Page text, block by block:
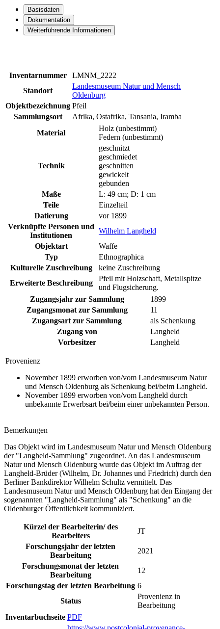
Basisdaten
Dokumentation
Weiterführende Informationen
Inventarnummer
LMNM_2222
Standort
Landesmuseum Natur und Mensch
Oldenburg
Objektbezeichnung Pfeil
Sammlungsort
Afrika, Ostafrika, Tansania, Iramba
Material
Holz (unbestimmt)
Federn (unbestimmt)
Technik
geschnitzt
geschmiedet
geschnitten
gewickelt
gebunden
Maße
L: 49 cm; D: 1 cm
Teile
Einzelteil
Datierung
vor 1899
Verknüpfte Personen und
Institutionen
Wilhelm Langheld
Objektart
Waffe
Typ
Ethnographica
Kulturelle Zuschreibung
keine Zuschreibung
Erweiterte Beschreibung
Pfeil mit Holzschaft, Metallspitze
und Flugsicherung.
Zugangsjahr zur Sammlung
1899
Zugangsmonat zur Sammlung
11
Zugangsart zur Sammlung
als Schenkung
Zugang von
Langheld
Vorbesitzer
Langheld
Provenienz
November 1899 erworben von/vom Landesmuseum Natur
und Mensch Oldenburg als Schenkung bei/beim Langheld.
November 1899 erworben von/vom Langheld durch
unbekannte Erwerbsart bei/beim einer unbekannten Person.
Bemerkungen
Das Objekt wird im Landesmuseum Natur und Mensch Oldenburg
der "Langheld-Sammlung" zugeordnet. An das Landesmuseum
Natur und Mensch Oldenburg wurde das Objekt im Auftrag der
Langheld-Brüder (Wilhelm, Dr. Johannes und Friedrich) durch den
Berliner Bankdirektor Wilhelm Schultz vermittelt. Das
Landesmuseum Natur und Mensch Oldenburg hat den Eingang der
sogenannten "Langheld-Sammlung" als "Schenkung" an die
Oldenburger Öffentlichkeit kommuniziert.
Kürzel der Bearbeiterin/ des
Bearbeiters
JT
Forschungsjahr der letzten
Bearbeitung
2021
Forschungsmonat der letzten
Bearbeitung
12
Forschungstag der letzten Bearbeitung 6
Status
Provenienz in
Bearbeitung
Inventarbuchseite PDF